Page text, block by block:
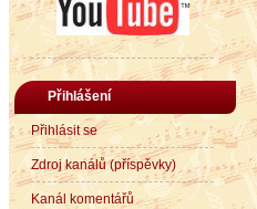
Přihlášení
Přihlásit se
Zdroj kanálů (příspěvky)
Kanál komentářů